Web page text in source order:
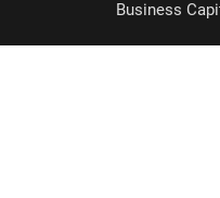
Business